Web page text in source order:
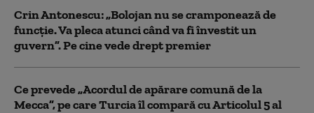
Crin Antonescu: „Bolojan nu se cramponează de
funcție. Va pleca atunci când va fi învestit un
guvern”. Pe cine vede drept premier
Ce prevede „Acordul de apărare comună de la
Mecca”, pe care Turcia îl compară cu Articolul 5 al